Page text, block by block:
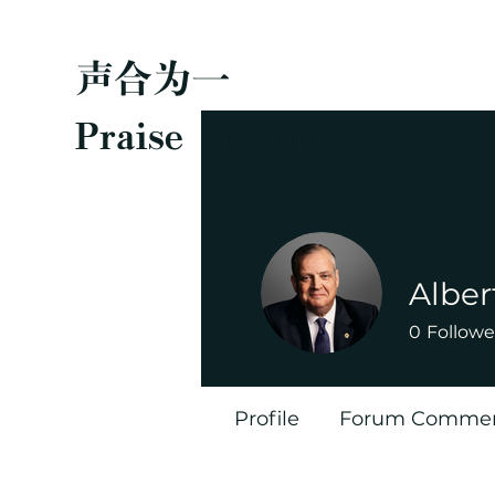
声合为一
Praise As One
0
Profile Forum